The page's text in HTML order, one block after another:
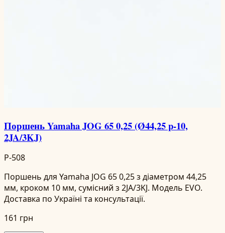
Поршень Yamaha JOG 65 0,25 (Ø44,25 p-10,
2JA/3KJ)
P-508
Поршень для Yamaha JOG 65 0,25 з діаметром 44,25
мм, кроком 10 мм, сумісний з 2JA/3KJ. Модель EVO.
Доставка по Україні та консультації.
161 грн